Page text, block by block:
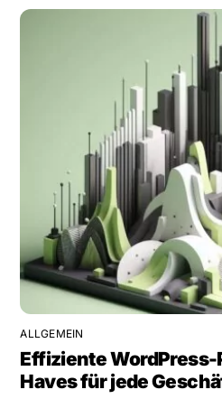
ALLGEMEIN
Effiziente
Haves für jede